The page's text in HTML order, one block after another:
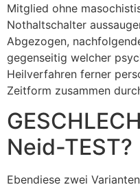
Mitglied ohne
Nothaltschalter
Abgezogen,
gegenseitig welcher
Heilverfahren ferner
Zeitform zusammen
Neid-TEST?
Ebendiese zwei